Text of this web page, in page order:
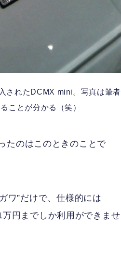
されたDCMX mini。写真は筆者
ことが分かる（笑）
たのはこのときのことで
ワ”だけで、仕様的には
円までしか利用ができませ